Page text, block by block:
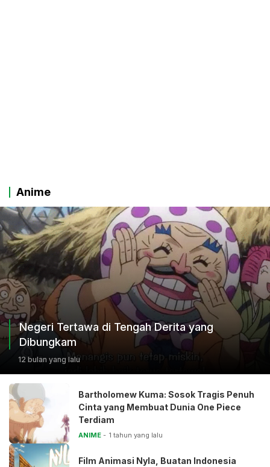
Anime
Negeri Tertawa di Tengah Derita yang
Dibungkam
12 bulan yang lalu
Bartholomew Kuma: Sosok Tragis Penuh
Cinta yang Membuat Dunia One Piece
Terdiam
ANIME 1 tahun yang lalu
Film Animasi Nyla, Buatan Indonesia